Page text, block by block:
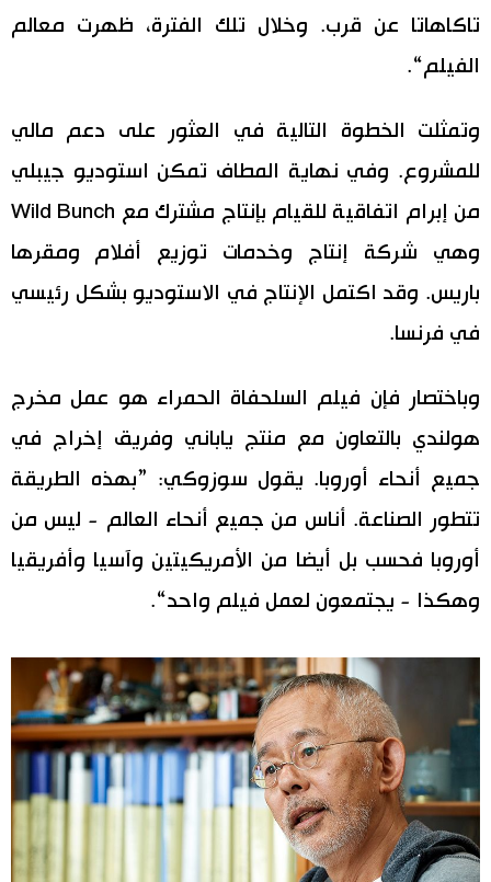
تاكاهاتا عن قرب. وخلال تلك الفترة، ظهرت معالم
الفيلم“.
وتمثلت الخطوة التالية في العثور على دعم مالي
للمشروع. وفي نهاية المطاف تمكن استوديو جيبلي
من إبرام اتفاقية للقيام بإنتاج مشترك مع Wild Bunch
وهي شركة إنتاج وخدمات توزيع أفلام ومقرها
باريس. وقد اكتمل الإنتاج في الاستوديو بشكل رئيسي
في فرنسا.
وباختصار فإن فيلم السلحفاة الحمراء هو عمل مخرج
هولندي بالتعاون مع منتج ياباني وفريق إخراج في
جميع أنحاء أوروبا. يقول سوزوكي: ”بهذه الطريقة
تتطور الصناعة. أناس من جميع أنحاء العالم - ليس من
أوروبا فحسب بل أيضا من الأمريكيتين وآسيا وأفريقيا
وهكذا - يجتمعون لعمل فيلم واحد“.